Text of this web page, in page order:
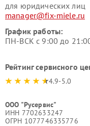
для юридических лиц
manager@fix-miele.ru
График работы:
ПН-ВСК с 9:00 до
Рейтинг сервисного
4.9-5.0
ООО "Русервис"
ИНН 7702633247
ОГРН 1077746335776